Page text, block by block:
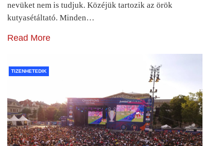
nevüket nem is tudjuk. Közéjük tartozik az örök
kutyasétáltató. Minden…
Read More
TIZENHETEDIK